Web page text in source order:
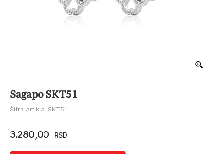
Sagapo SKT51
Šifra artikla: SKT51
3.280,00 RSD